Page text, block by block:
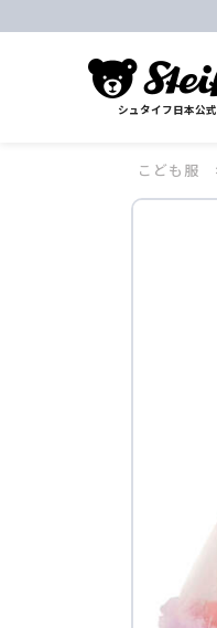
シュタイフ日本公式
こども服